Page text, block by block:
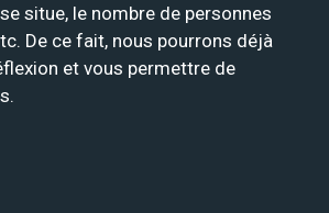
situe, le nombre de personnes
De ce fait, nous pourrons déjà
et vous permettre de